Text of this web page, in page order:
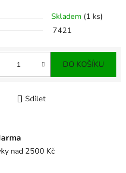
Skladem (1 ks)
7421
DO KOŠÍKU
Sdílet
nad 2500 Kč